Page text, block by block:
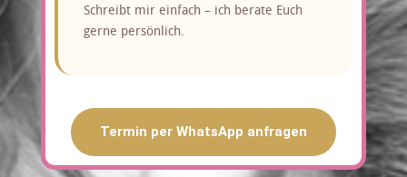
Schreibt mir einfach – ich berate Euch
gerne persönlich.
Termin per WhatsApp anfragen